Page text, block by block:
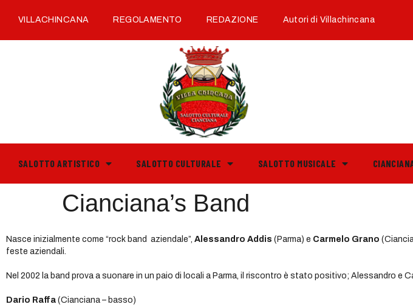
VILLACHINCANA REGOLAMENTO REDAZIONE Autori di Villachincana
SALOTTO ARTISTICO SALOTTO CULTURALE SALOTTO MUSICALE
Cianciana’s Band
Nasce inizialmente come “rock band aziendale”, Alessandro Addis (Parma) e Carmelo Grano
feste aziendali.
Nel 2002 la band prova a suonare in un paio di locali a Parma, il riscontro è stato positivo; Alessandro e
Dario Raffa (Cianciana – basso)